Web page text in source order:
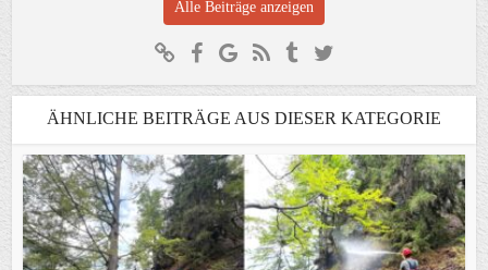
Alle Beiträge anzeigen
ÄHNLICHE BEITRÄGE AUS DIESER KATEGORIE